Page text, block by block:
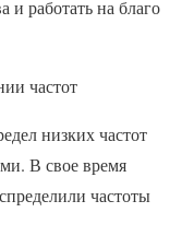
и работать на благо
частот
низких частот
В свое время
частоты